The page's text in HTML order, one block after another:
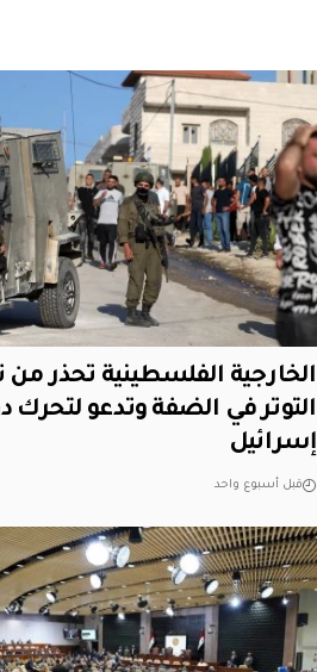
الخارجية الفلسطينية تحذر
التوتر في الضفة وتدعو
إسرائيل
قبل أسبوع واحد